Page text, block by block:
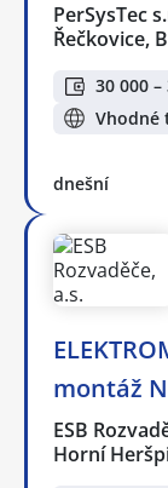
PerSysTec
Řečkovice,
30 000 –
Vhodné
dnešní
montáž
ESB
Horní